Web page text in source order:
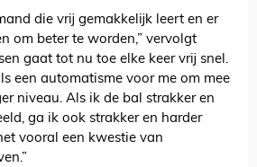
die vrij gemakkelijk leert en er
om beter te worden,” vervolgt
gaat tot nu toe elke keer vrij snel.
een automatisme voor me om mee
niveau. Als ik de bal strakker en
ga ik ook strakker en harder
vooral een kwestie van